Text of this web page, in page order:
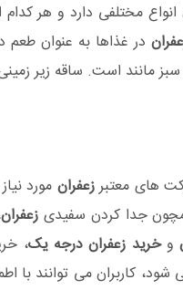
انواع مختلفی دارد و هر
در غذاها به عنوان طعم
های معتبرزعفران مورد
جدا کردن سفیدیزعفران
وخرید زعفران درجه یک،
کاربران می توانند با